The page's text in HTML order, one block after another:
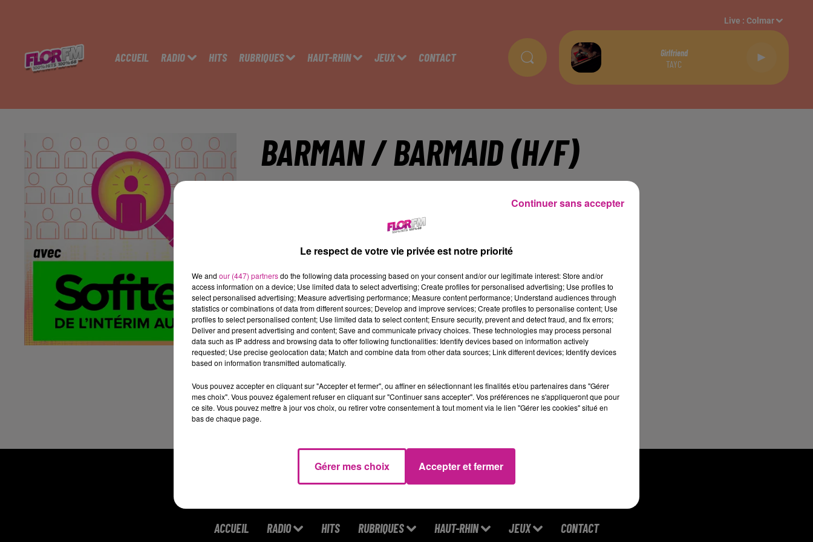
ACCUEIL RADIO HITS RUBRIQUES HAUT-RHIN JEUX CONTACT
Live :Colmar
Girlfriend
TAYC
BARMAN / BARMAID (H/F)
- Préparation des boisson chaudes et froides
- Gestion du stock du bar
- Préparation des desserts (glaces)
- Entretien du bar (nettoyage)
Formation assurée sur place si besoin.
Pas de prise de commande ni de service en salle.
2 jours de repos consécutifs dans la mesure du possible.
Début de journée à partir de 11h et poste en semi-continu (1h de coupure en général).
CDD - 9 Mois
https://candidat.francetravail.fr/offres/recherche/detail/188GCWK
ACCUEIL RADIO HITS RUBRIQUES HAUT-RHIN JEUX CONTACT
Le respect de votre vie privée est notre priorité
We and our (447) partnersdo the following data processing based on your consent and/or our legitimate interest: Store and/or
access information on a device; Use limited data to select advertising; Create profiles for personalised advertising; Use profiles to
select personalised advertising; Measure advertising performance; Measure content performance; Understand audiences through
statistics or combinations of data from different sources; Develop and improve services; Create profiles to personalise content; Use
profiles to select personalised content; Use limited data to select content; Ensure security, prevent and detect fraud, and fix errors;
Deliver and present advertising and content; Save and communicate privacy choices. These technologies may process personal
data such as IP address and browsing data to offer following functionalities: Identify devices based on information actively
requested; Use precise geolocation data; Match and combine data from other data sources; Link different devices; Identify devices
based on information transmitted automatically.
Vous pouvez accepter en cliquant sur "Accepter et fermer", ou affiner en sélectionnant les finalités et/ou partenaires dans "Gérer
mes choix". Vous pouvez également refuser en cliquant sur "Continuer sans accepter". Vos préférences ne s'appliqueront que pour
ce site. Vous pouvez mettre à jour vos choix, ou retirer votre consentement à tout moment via le lien "Gérer les cookies" situé en
bas de chaque page.
Gérer mes choix Accepter et fermer
Continuer sans accepter